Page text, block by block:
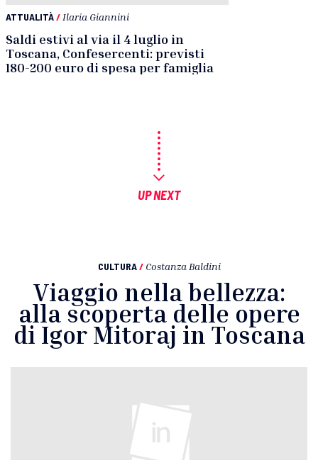
ATTUALITÀ/ Ilaria Giannini
Saldi estivi al via il 4 luglio in
Toscana, Confesercenti: previsti
180-200 euro di spesa per famiglia
UP NEXT
CULTURA / Costanza Baldini
Viaggio nella bellezza:
alla scoperta delle opere
di Igor Mitoraj in Toscana